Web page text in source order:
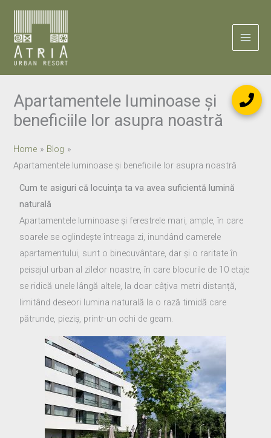
content
Apartamentele luminoase și
beneficiile lor asupra noastră
Home
Blog
Apartamentele luminoase și beneficiile lor asupra noastră
Cum te asiguri că locuința ta va avea suficientă lumină
naturală
Apartamentele luminoase și ferestrele mari, ample, în care
soarele se oglindește întreaga zi, inundând camerele
apartamentului, sunt o binecuvântare, dar și o raritate în
peisajul urban al zilelor noastre, în care blocurile de 10 etaje
se ridică unele lângă altele, la doar câțiva metri distanță,
limitând deseori lumina naturală la o rază timidă care
pătrunde, pieziș, printr-un ochi de geam.